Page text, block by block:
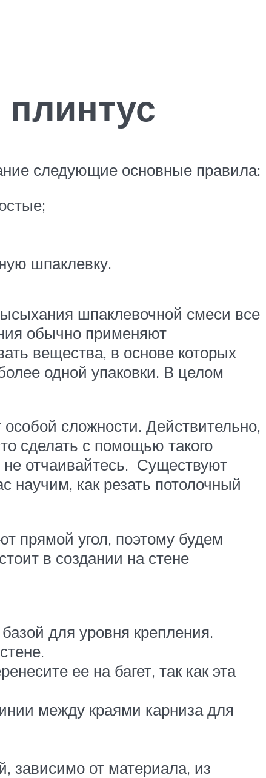
следующие основные правила:
шпаклевку.
шпаклевочной смеси все
обычно применяют
вещества, в основе которых
одной упаковки. В целом
сложности. Действительно,
сделать с помощью такого
не отчаивайтесь. Существуют
научим, как резать потолочный
прямой угол, поэтому будем
в создании на стене
для уровня крепления.
ее на багет, так как эта
между краями карниза для
зависимо от материала, из